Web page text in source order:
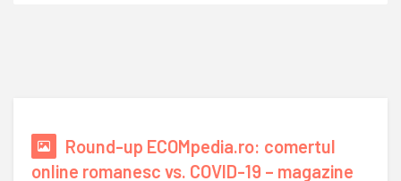
Round-up ECOMpedia.ro: comertul
online romanesc vs. COVID-19 – magazine